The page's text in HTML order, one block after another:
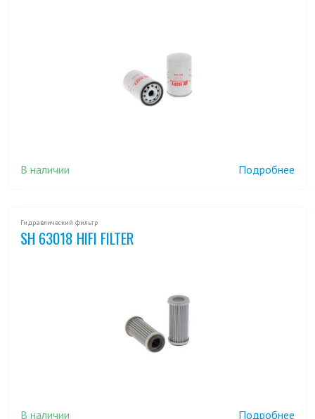
В наличии Подробнее
Гидравлический фильтр
SH 63018 HIFI FILTER
В наличии Подробнее